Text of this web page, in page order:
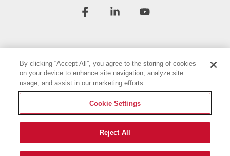
Conditions générales
Politique de confidentialité
Déclaration d'accessibilité
Mentions légales
Paramètres des cookies
© 2026 Briggs & Stratton, LLC. All rights reserved.
Facebook Linkedin
By clicking “Accept All”, you agree to the storing of cookies
on your device to enhance site navigation, analyze site
usage, and assist in our marketing efforts.
Cookie Settings
Reject All